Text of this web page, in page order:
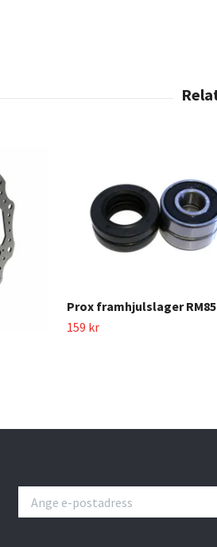
Prox framhjulslager RM85
159 kr